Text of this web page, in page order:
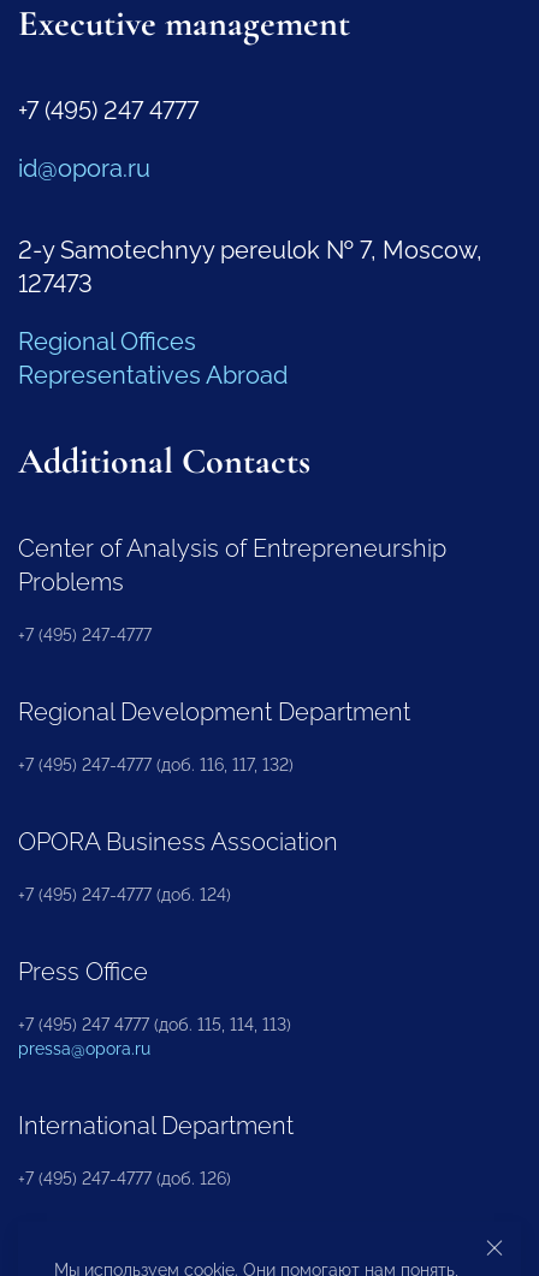
Executive management
+7 (495) 247 4777
id@opora.ru
2-y Samotechnyy pereulok № 7, Moscow,
127473
Regional Offices
Representatives Abroad
Additional Contacts
Center of Analysis of Entrepreneurship
Problems
+7 (495) 247-4777
Regional Development Department
+7 (495) 247-4777 (доб. 116, 117, 132)
OPORA Business Association
+7 (495) 247-4777 (доб. 124)
Press Office
+7 (495) 247 4777 (доб. 115, 114, 113)
pressa@opora.ru
International Department
+7 (495) 247-4777 (доб. 126)
Business and Investment Rights Protection
Мы используем cookie. Они помогают нам понять,